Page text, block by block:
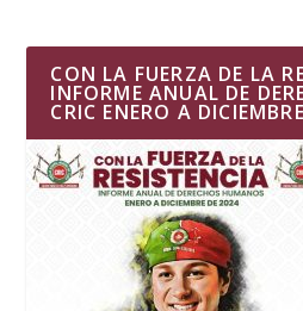
CON LA FUERZA DE LA
INFORME ANUAL DE
CRIC ENERO A